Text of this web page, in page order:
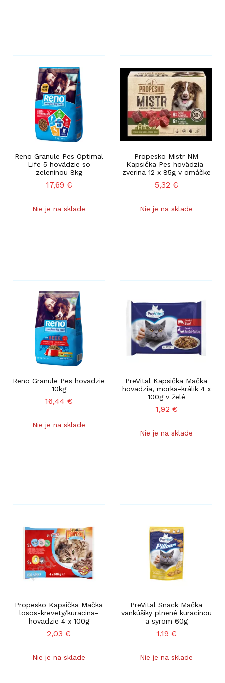
Reno Granule Pes Optimal
Life 5 hovädzie so
zeleninou 8kg
17,69 €
Nie je na sklade
Propesko Mistr NM
Kapsička Pes hovädzia-
zverina 12 x 85g v omáčke
5,32 €
Nie je na sklade
Reno Granule Pes hovädzie
10kg
16,44 €
Nie je na sklade
PreVital Kapsička Mačka
hovädzia, morka-králik 4 x
100g v želé
1,92 €
Nie je na sklade
Propesko Kapsička Mačka
losos-krevety/kuracina-
hovädzie 4 x 100g
2,03 €
Nie je na sklade
PreVital Snack Mačka
vankúšiky plnené kuracinou
a syrom 60g
1,19 €
Nie je na sklade